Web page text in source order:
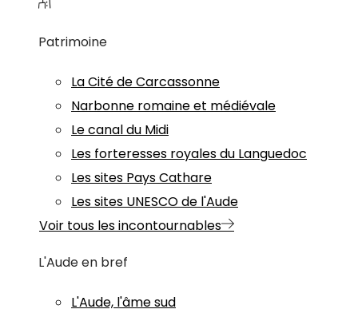
Patrimoine
La Cité de Carcassonne
Narbonne romaine et médiévale
Le canal du Midi
Les forteresses royales du Languedoc
Les sites Pays Cathare
Les sites UNESCO de l'Aude
Voir tous les incontournables
L'Aude en bref
L'Aude, l'âme sud